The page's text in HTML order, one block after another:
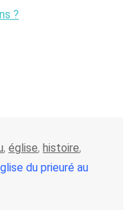
?
, église, histoire,
du prieuré au